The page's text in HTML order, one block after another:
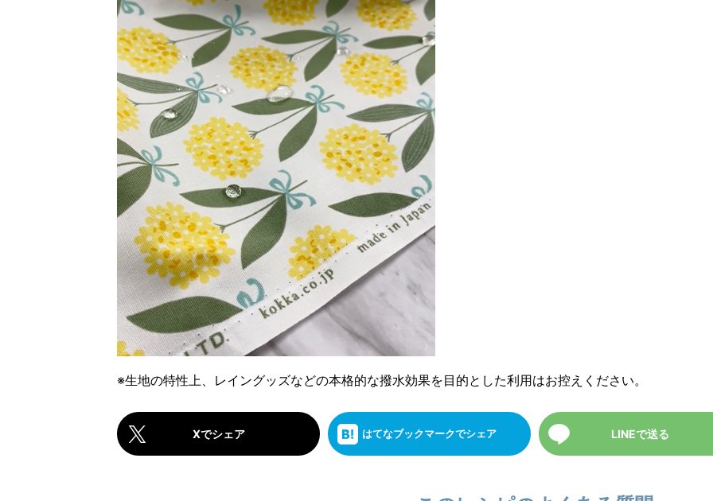
※生地の特性上、レイングッズなどの本格的な撥水効果を目的とした利用はお控えください。
Xでシェア はてなブックマークでシェア LINEで送る